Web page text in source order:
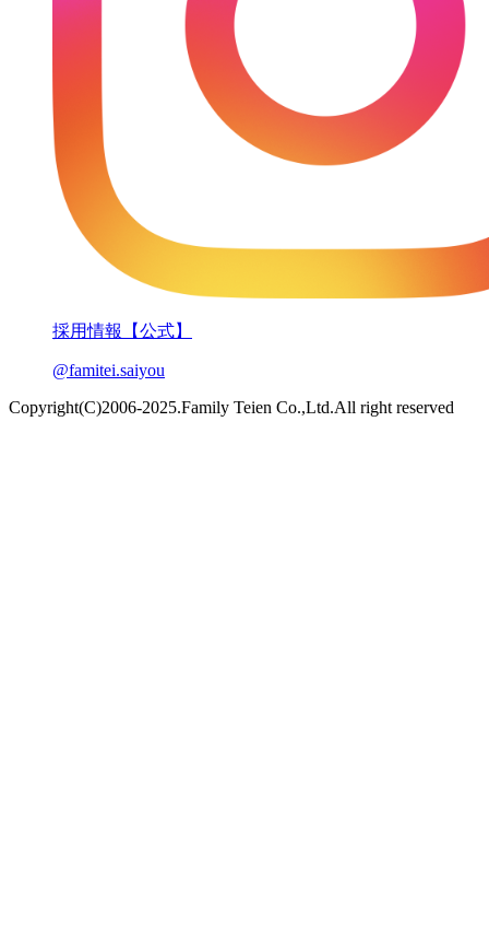
採用情報【公式】
@famitei.saiyou
Copyright(C)2006-2025.Family Teien Co.,Ltd.All right reserved